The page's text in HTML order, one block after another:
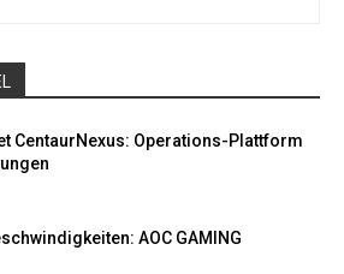
CentaurNexus: Operations-Plattform
AOC GAMING